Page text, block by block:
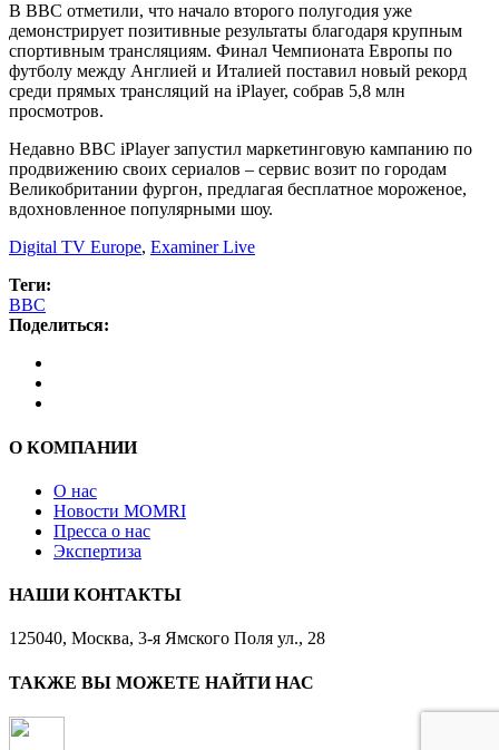
В BBC отметили, что начало второго полугодия уже
демонстрирует позитивные результаты благодаря крупным
спортивным трансляциям. Финал Чемпионата Европы по
футболу между Англией и Италией поставил новый рекорд
среди прямых трансляций на iPlayer, собрав 5,8 млн
просмотров.
Недавно BBC iPlayer запустил маркетинговую кампанию по
продвижению своих сериалов – сервис возит по городам
Великобритании фургон, предлагая бесплатное мороженое,
вдохновленное популярными шоу.
Digital TV Europe, Examiner Live
Теги:
BBC
Поделиться:
О КОМПАНИИ
О нас
Новости MOMRI
Пресса о нас
Экспертиза
НАШИ КОНТАКТЫ
125040, Москва, 3-я Ямского Поля ул., 28
ТАКЖЕ ВЫ МОЖЕТЕ НАЙТИ НАС